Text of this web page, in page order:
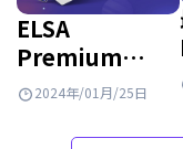
ELSA
Premium
2026 最新版本
2024年/01月/25日